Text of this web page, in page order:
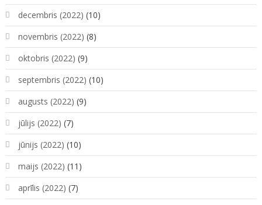
decembris (2022) (10)
novembris (2022) (8)
oktobris (2022) (9)
septembris (2022) (10)
augusts (2022) (9)
jūlijs (2022) (7)
jūnijs (2022) (10)
maijs (2022) (11)
aprīlis (2022) (7)